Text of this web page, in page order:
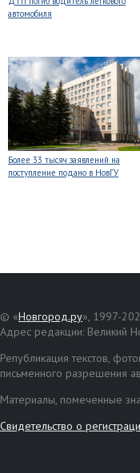
автомобиля
Более 33 тысяч заявлений на
поступление подано в НовГУ
© «Новгород.ру», 1997-
Адрес редакции: Великий
Републикация текстов,
письменного разрешения
Материалы, помеченные
Свидетельство о